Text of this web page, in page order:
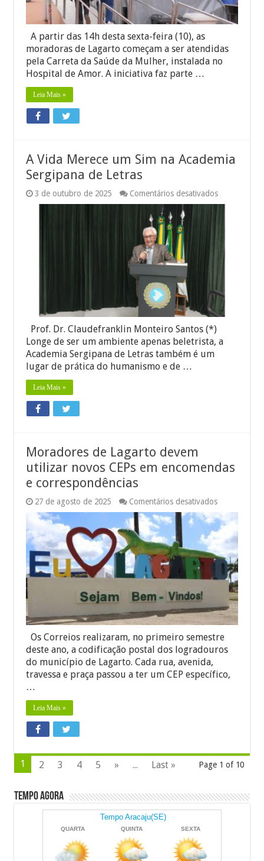
A partir das 14h desta sexta-feira (10), as
moradoras de Lagarto começam a ser atendidas
pela Carreta da Saúde da Mulher, instalada no
Hospital de Amor. A iniciativa faz parte …
Leia Mais »
A Vida Merece um Sim na Academia
Sergipana de Letras
3 de outubro de 2025 Comentários desativadosem
A
na
Prof. Dr. Claudefranklin Monteiro Santos (*)
Longe de ser um ambiente apenas beletrista, a
Academia Sergipana de Letras também é um
lugar de prática do humanismo e de …
Leia Mais »
Moradores de Lagarto devem
utilizar novos CEPs em encomendas
e correspondências
27 de agosto de 2025 Comentários desativadosem
Moradores
de
Lagarto
devem
utilizar
novos
CEPs
em
encomendas
Os Correios realizaram, no primeiro semestre
deste ano, a codificação postal dos logradouros
do município de Lagarto. Cada rua, avenida,
travessa e praça passou a ter um CEP específico,
…
Leia Mais »
Page 1 of 10
1 2 3 4 5 » ... Last »
Tempo Agora